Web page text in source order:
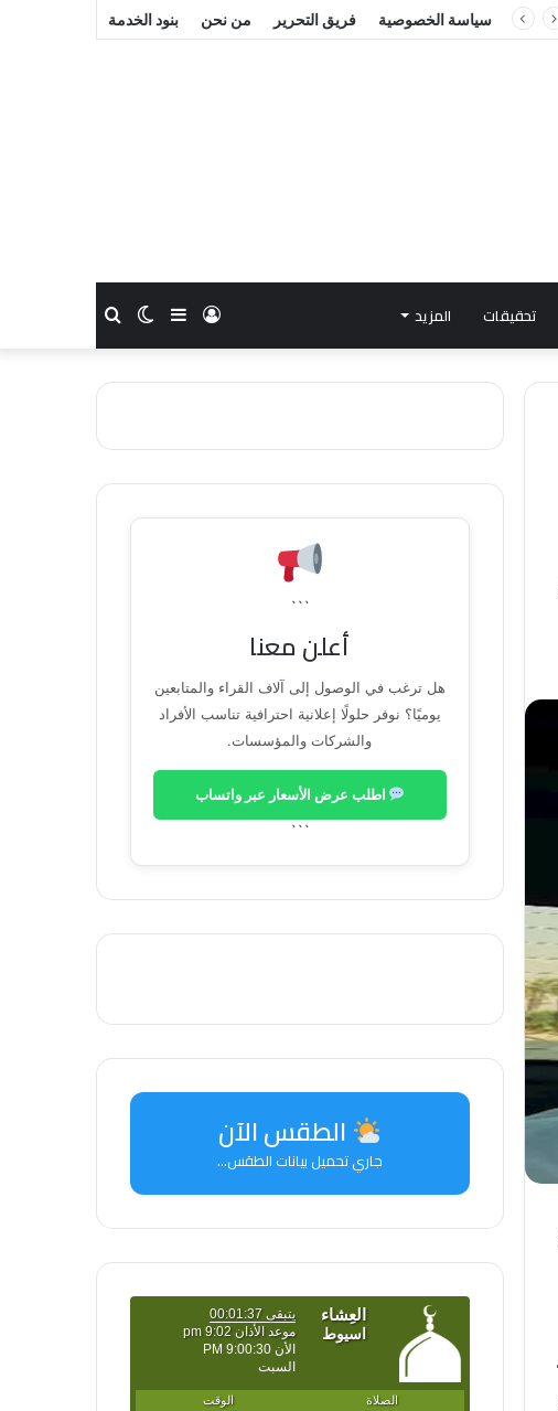
سياسة الخصوصية فريق التحرير من نحن بنود الخدمة
تحقيقات المزيد بحثالوضع
المظلم
إضافة
عمود
جانبي
تسجيل
الدخول
```
أعلن معنا
هل ترغب في الوصول إلى آلاف القراء والمتابعين
يوميًا؟ نوفر حلولًا إعلانية احترافية تناسب الأفراد
والشركات والمؤسسات.
اطلب عرض الأسعار عبر واتساب
```
الطقس الآن
جاري تحميل بيانات الطقس...